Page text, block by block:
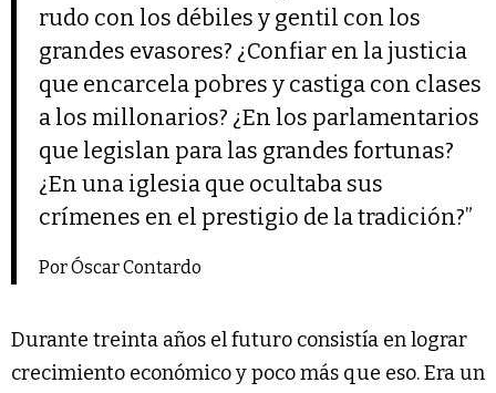
rudo con los débiles y gentil con los
grandes evasores? ¿Confiar en la justicia
que encarcela pobres y castiga con clases
a los millonarios? ¿En los parlamentarios
que legislan para las grandes fortunas?
¿En una iglesia que ocultaba sus
crímenes en el prestigio de la tradición?”
Por Óscar Contardo
Durante treinta años el futuro consistía en lograr
crecimiento económico y poco más que eso. Era un